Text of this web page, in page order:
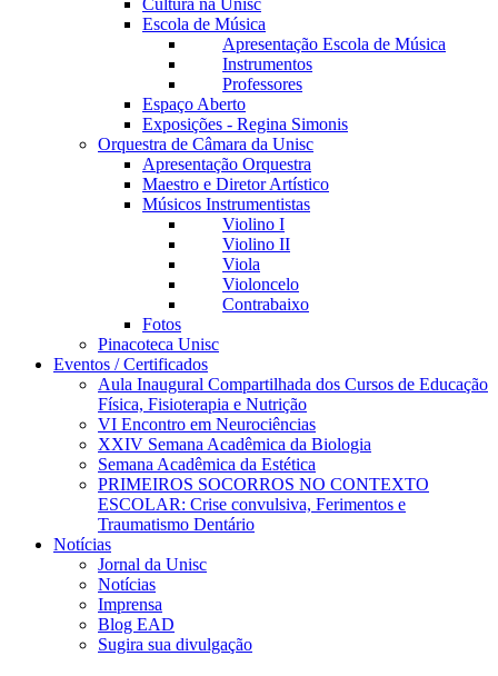
Cultura na Unisc
Escola de Música
Apresentação Escola de Música
Instrumentos
Professores
Espaço Aberto
Exposições - Regina Simonis
Orquestra de Câmara da Unisc
Apresentação Orquestra
Maestro e Diretor Artístico
Músicos Instrumentistas
Violino I
Violino II
Viola
Violoncelo
Contrabaixo
Fotos
Pinacoteca Unisc
Eventos / Certificados
Aula Inaugural Compartilhada dos Cursos de Educação
Física, Fisioterapia e Nutrição
VI Encontro em Neurociências
XXIV Semana Acadêmica da Biologia
Semana Acadêmica da Estética
PRIMEIROS SOCORROS NO CONTEXTO
ESCOLAR: Crise convulsiva, Ferimentos e
Traumatismo Dentário
Notícias
Jornal da Unisc
Notícias
Imprensa
Blog EAD
Sugira sua divulgação